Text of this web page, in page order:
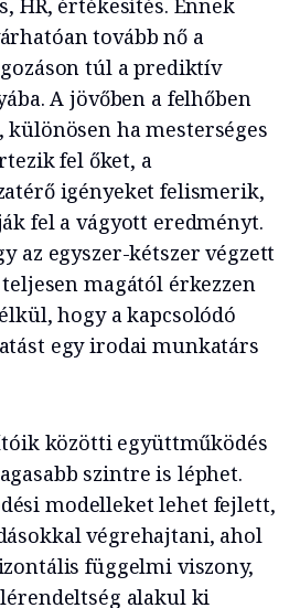
HR, értékesítés. Ennek
tovább nő a
túl a prediktív
A jövőben a felhőben
ha mesterséges
fel őket, a
igényeket felismerik,
fel a vágyott eredményt.
az egyszer-kétszer végzett
magától érkezzen
hogy a kapcsolódó
egy irodai munkatárs
közötti együttműködés
szintre is léphet.
modelleket lehet fejlett,
végrehajtani, ahol
függelmi viszony,
alakul ki